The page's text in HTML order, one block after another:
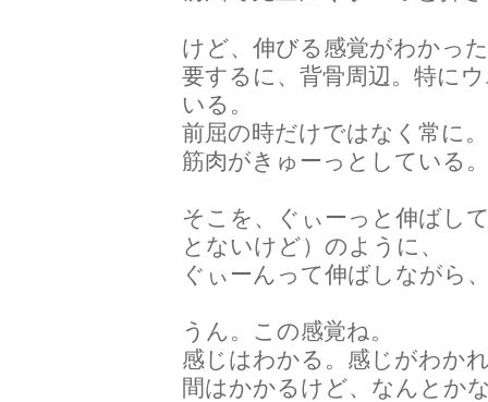
けど、伸びる感覚がわかっ
要するに、背骨周辺。特に
いる。
前屈の時だけではなく常に。
筋肉がきゅーっとしている
そこを、ぐぃーっと伸ばし
とないけど）のように、
ぐぃーんって伸ばしながら
うん。この感覚ね。
感じはわかる。感じがわか
間はかかるけど、なんとか